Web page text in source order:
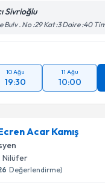
Sivrioğlu
Bulv . No :29 Kat :3 Daire :40
10 Ağu
19:30
11 Ağu
10:00
Acar Kamış
Nilüfer
Değerlendirme)